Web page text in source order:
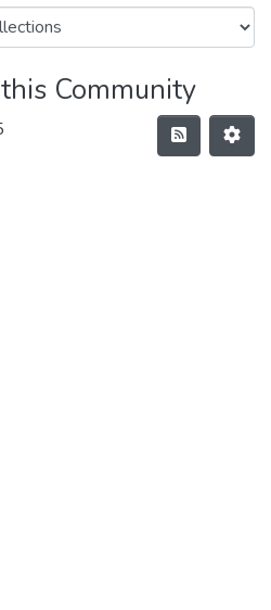
Community